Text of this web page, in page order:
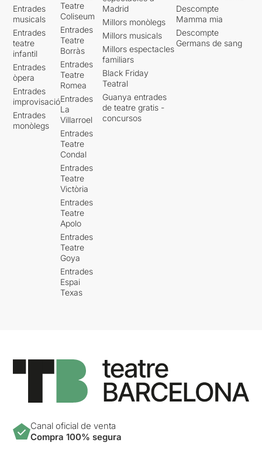
Entrades
musicals
Entrades
teatre
infantil
Entrades
òpera
Entrades
improvisació
Entrades
monòlegs
Teatre
Coliseum
Entrades
Teatre
Borràs
Entrades
Teatre
Romea
Entrades
La
Villarroel
Entrades
Teatre
Condal
Entrades
Teatre
Victòria
Entrades
Teatre
Apolo
Entrades
Teatre
Goya
Entrades
Espai
Texas
Madrid
Millors monòlegs
Millors musicals
Millors espectacles
familiars
Black Friday
Teatral
Guanya entrades
de teatre gratis -
concursos
Descompte
Mamma mia
Descompte
Germans de sang
Canal oficial de venta
Compra 100% segura